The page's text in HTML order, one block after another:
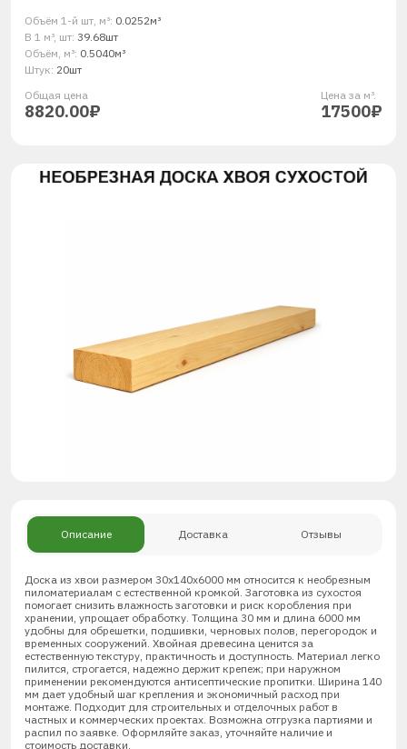
Объём 1-й шт, м³: 0.0252м³
В 1 м³, шт: 39.68шт
Объём, м³: 0.5040м³
Штук: 20шт
Общая ценa
8820.00₽
Цена за м³.
17500₽
Описание Доставка Отзывы
Доска из хвои размером 30х140х6000 мм относится к необрезным
пиломатериалам с естественной кромкой. Заготовка из сухостоя
помогает снизить влажность заготовки и риск коробления при
хранении, упрощает обработку. Толщина 30 мм и длина 6000 мм
удобны для обрешетки, подшивки, черновых полов, перегородок и
временных сооружений. Хвойная древесина ценится за
естественную текстуру, практичность и доступность. Материал легко
пилится, строгается, надежно держит крепеж; при наружном
применении рекомендуются антисептические пропитки. Ширина 140
мм дает удобный шаг крепления и экономичный расход при
монтаже. Подходит для строительных и отделочных работ в
частных и коммерческих проектах. Возможна отгрузка партиями и
распил по заявке. Оформляйте заказ, уточняйте наличие и
стоимость доставки.